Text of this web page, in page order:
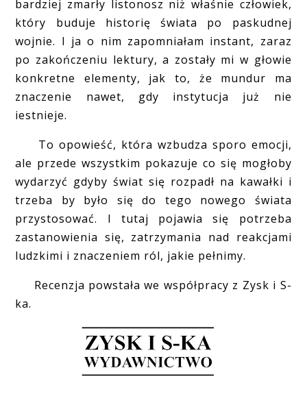
bardziej zmarły listonosz niż właśnie człowiek,
który buduje historię świata po paskudnej
wojnie. I ja o nim zapomniałam instant, zaraz
po zakończeniu lektury, a zostały mi w głowie
konkretne elementy, jak to, że mundur ma
znaczenie nawet, gdy instytucja już nie
iestnieje.
To opowieść, która wzbudza sporo emocji,
ale przede wszystkim pokazuje co się mogłoby
wydarzyć gdyby świat się rozpadł na kawałki i
trzeba by było się do tego nowego świata
przystosować. I tutaj pojawia się potrzeba
zastanowienia się, zatrzymania nad reakcjami
ludzkimi i znaczeniem ról, jakie pełnimy.
Recenzja powstała we współpracy z Zysk i S-
ka.